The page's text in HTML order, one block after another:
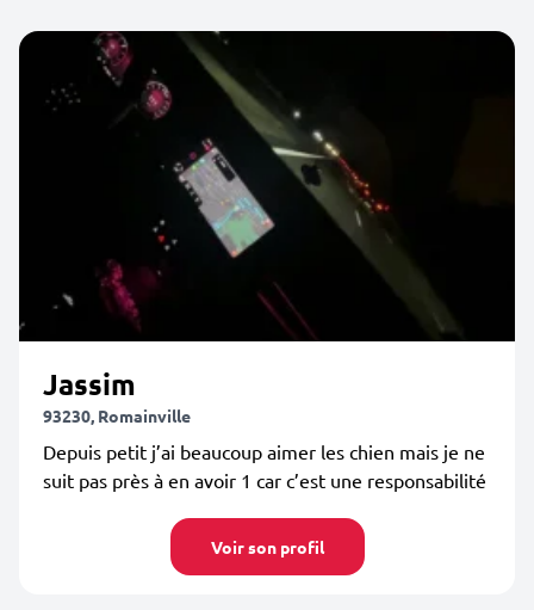
Jassim
93230, Romainville
Depuis petit j’ai beaucoup aimer les chien mais je ne
suit pas près à en avoir 1 car c’est une responsabilité
Voir son profil